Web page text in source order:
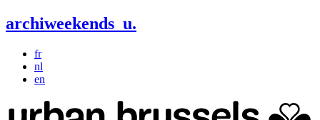
archiweekends u.
fr
nl
en